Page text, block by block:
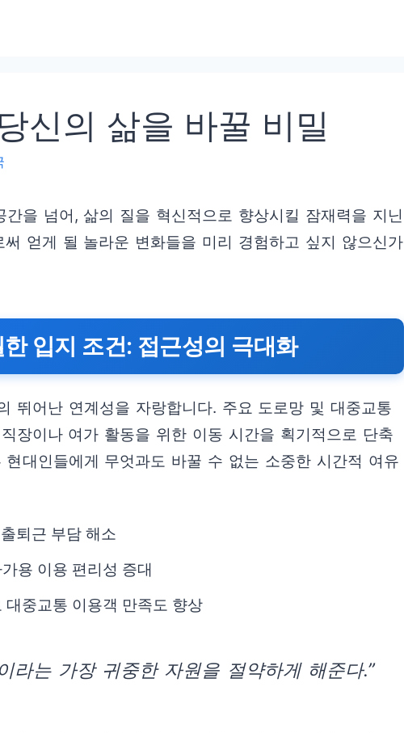
신의 삶을 바꿀 비밀
을 넘어, 삶의 질을 혁신적으로 향상시킬 잠재력을 지닌
써 얻게 될 놀라운 변화들을 미리 경험하고 싶지 않으신가
입지 조건: 접근성의 극대화
뛰어난 연계성을 자랑합니다. 주요 도로망 및 대중교통
장이나 여가 활동을 위한 이동 시간을 획기적으로 단축
대인들에게 무엇과도 바꿀 수 없는 소중한 시간적 여유
퇴근 부담 해소
용 이용 편리성 증대
중교통 이용객 만족도 향상
라는 가장 귀중한 자원을 절약하게 해준다.”